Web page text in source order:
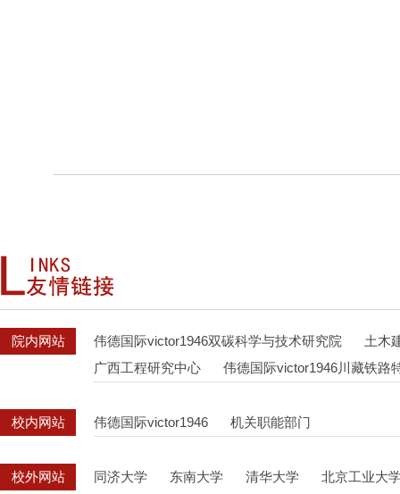
院内网站 伟德国际victor1946双碳科学与技术研究院
土木
广西工程研究中心
伟德国际victor1946川藏铁路
校内网站 伟德国际victor1946 机关职能部门
校外网站 同济大学 东南大学 清华大学
北京工业大